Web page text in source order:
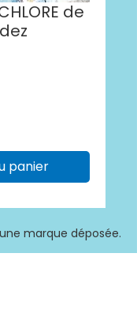
de
panier
marque déposée.